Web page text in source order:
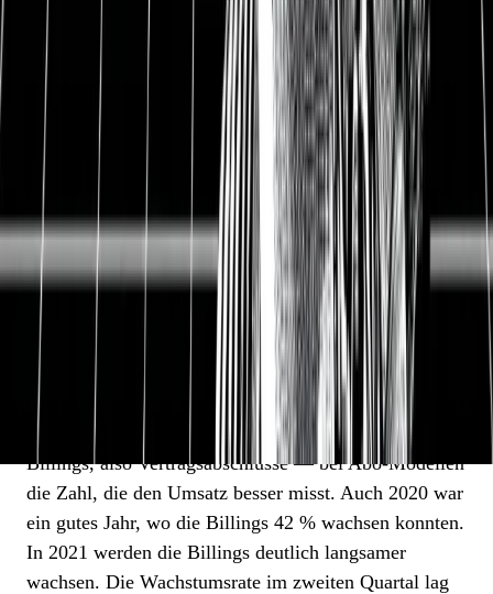
Manchester United und Mercedes-Benz AMG
Petronas. TeamViewer hat sich entschieden sehr teures
Marketing zu betreiben, um die Marke international
bekanntzumachen. Allein der Manchester United-Deal
kostet 46 Mio. Euro im Jahr und damit rund 10 % der
TeamViewer-Umsätze. TeamViewer konnte diese
Zusatzkosten nicht durch Wachstum ausgleichen und
deshalb ist der bereinigte operative Gewinn vor
Abschreibungen (AEBITDA) um 1 % gefallen.
TeamViewer wächst deutlich langsamer.
TeamViewer ging vor 2 Jahren an die Börse mit
beeindruckenden Wachstumraten von über 50 % pro
Jahr. 2020 Entscheidend sind hier vor allem die
Billings, also Vertragsabschlüsse — bei Abo-Modellen
die Zahl, die den Umsatz besser misst. Auch 2020 war
ein gutes Jahr, wo die Billings 42 % wachsen konnten.
In 2021 werden die Billings deutlich langsamer
wachsen. Die Wachstumsrate im zweiten Quartal lag